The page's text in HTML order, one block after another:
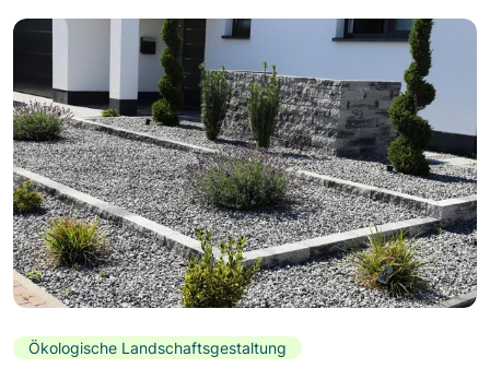
Ökologische Landschaftsgestaltung